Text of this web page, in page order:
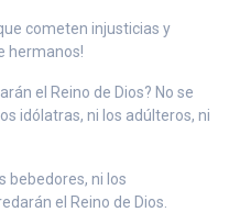
cometen injusticias y
hermanos!
el Reino de Dios? No se
idólatras, ni los adúlteros, ni
bebedores, ni los
el Reino de Dios.